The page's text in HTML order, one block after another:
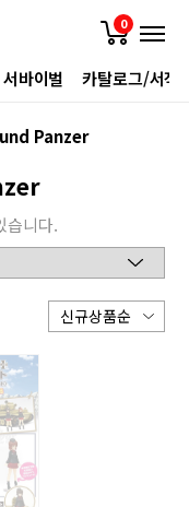
0
서바이벌 카탈로그/서적
Panzer
습니다.